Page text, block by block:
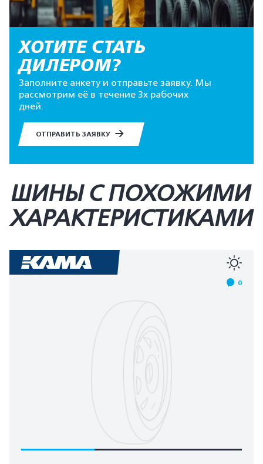
ХОТИТЕ СТАТЬ
ДИЛЕРОМ?
Заполните анкету и отправьте заявку. Мы
рассмотрим её в течение 3х рабочих
дней.
ОТПРАВИТЬ ЗАЯВКУ
ШИНЫ С ПОХОЖИМИ
ХАРАКТЕРИСТИКАМИ
0